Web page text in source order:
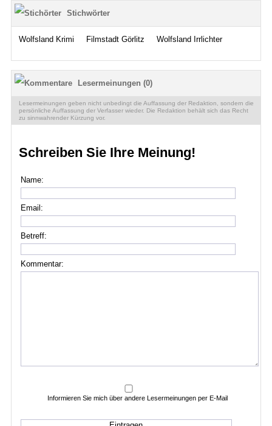
Stichwörter
Wolfsland Krimi Filmstadt Görlitz Wolfsland Irrlichter
Lesermeinungen (0)
Lesermeinungen geben nicht unbedingt die Auffassung der Redaktion, sondern die
persönliche Auffassung der Verfasser wieder. Die Redaktion behält sich das Recht
zu sinnwahrender Kürzung vor.
Schreiben Sie Ihre Meinung!
Name:
Email:
Betreff:
Kommentar:
Informieren Sie mich über andere Lesermeinungen per E-Mail